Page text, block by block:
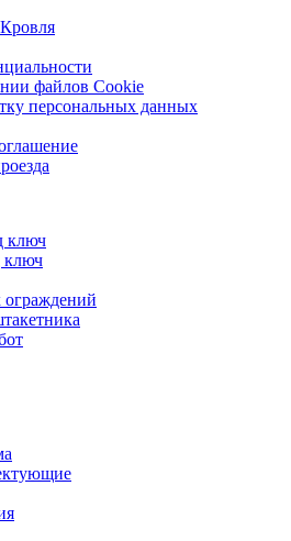
файлов Cookie
персональных данных
ключ
ключ